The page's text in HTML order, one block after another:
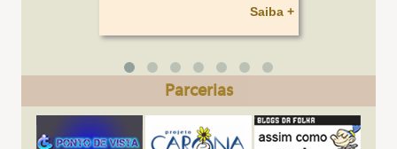
Saiba +
Parcerias